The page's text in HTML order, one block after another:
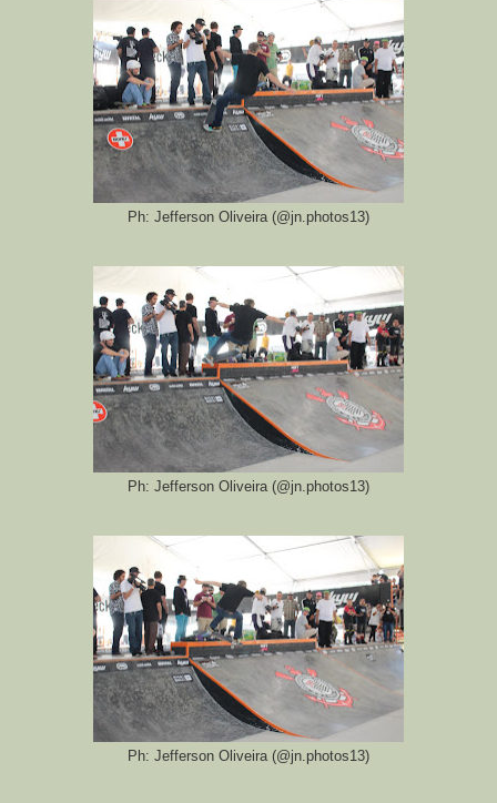
Ph: Jefferson Oliveira (@jn.photos13)
Ph: Jefferson Oliveira (@jn.photos13)
Ph: Jefferson Oliveira (@jn.photos13)